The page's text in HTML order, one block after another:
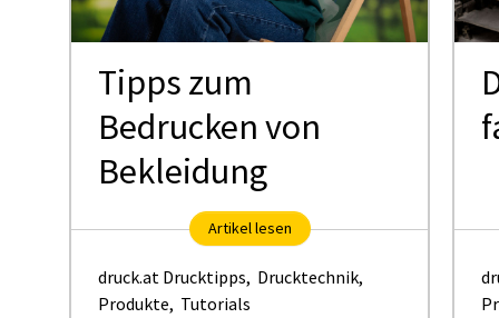
Tipps zum
Bedrucken von
Bekleidung
Artikel lesen
druck.at Drucktipps, Drucktechnik,
Produkte, Tutorials